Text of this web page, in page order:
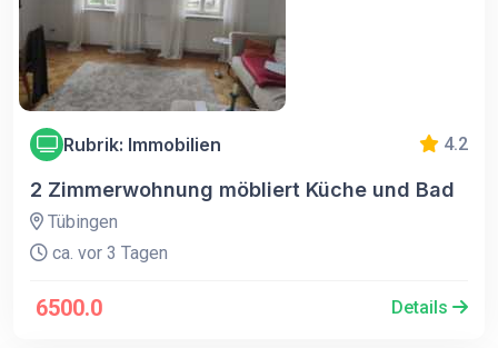
Rubrik: Immobilien 4.2
2 Zimmerwohnung möbliert Küche und Bad
Tübingen
ca. vor 3 Tagen
6500.0 Details